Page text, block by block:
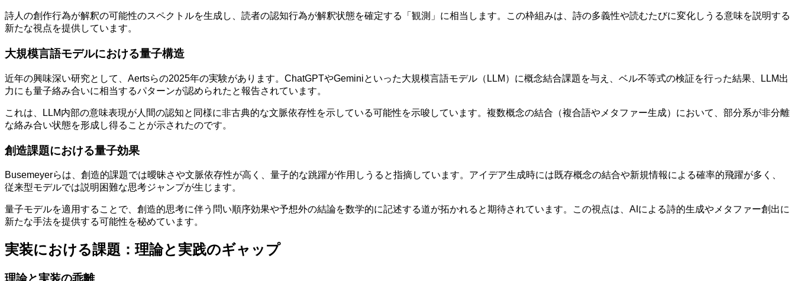
詩人の創作行為が解釈の可能性のスペクトルを生成し、読者の認知行為が解釈状態を確定する「観測」に相当します。この枠組みは、詩の多義性や読むたびに変化しうる意味を説明する
新たな視点を提供しています。
大規模言語モデルにおける量子構造
近年の興味深い研究として、Aertsらの2025年の実験があります。ChatGPTやGeminiといった大規模言語モデル（LLM）に概念結合課題を与え、ベル不等式の検証を行った結果、LLM出
力にも量子絡み合いに相当するパターンが認められたと報告されています。
これは、LLM内部の意味表現が人間の認知と同様に非古典的な文脈依存性を示している可能性を示唆しています。複数概念の結合（複合語やメタファー生成）において、部分系が非分離
な絡み合い状態を形成し得ることが示されたのです。
創造課題における量子効果
Busemeyerらは、創造的課題では曖昧さや文脈依存性が高く、量子的な跳躍が作用しうると指摘しています。アイデア生成時には既存概念の結合や新規情報による確率的飛躍が多く、
従来型モデルでは説明困難な思考ジャンプが生じます。
量子モデルを適用することで、創造的思考に伴う問い順序効果や予想外の結論を数学的に記述する道が拓かれると期待されています。この視点は、AIによる詩的生成やメタファー創出に
新たな手法を提供する可能性を秘めています。
実装における課題：理論と実践のギャップ
理論と実装の乖離